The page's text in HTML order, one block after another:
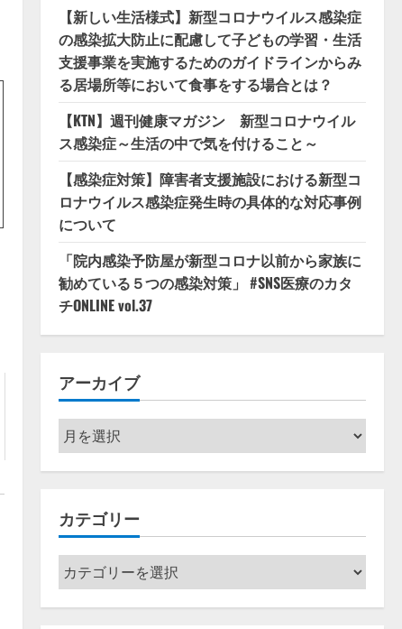
【新しい生活様式】新型コロナウイルス感染症
の感染拡大防止に配慮して子どもの学習・生活
支援事業を実施するためのガイドラインからみ
る居場所等において食事をする場合とは？
【KTN】週刊健康マガジン 新型コロナウイル
ス感染症～生活の中で気を付けること～
【感染症対策】障害者支援施設における新型コ
ロナウイルス感染症発生時の具体的な対応事例
について
「院内感染予防屋が新型コロナ以前から家族に
勧めている５つの感染対策」 #SNS医療のカタ
チONLINE vol.37
アーカイブ
ア
ー
カ
ブ
カテゴリー
カ
テ
ゴ